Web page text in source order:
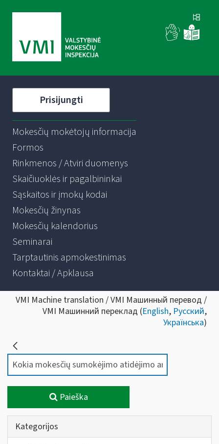
Prisijungti
Mokesčių mokėtojų informacija
Formos
Rinkmenos / Atviri duomenys
Skaičiuoklės ir pagalbininkai
Sąskaitos ir įmokų kodai
Mokesčių žinynas
Mokesčių kalendorius
Seminarai
Tarptautinis apmokestinimas
Kontaktai / Apklausa
VMI Machine translation / VMI Машинный перевод /
VMI Машинний переклад (English, Русский,
Українська)
Paieška
Kategorijos